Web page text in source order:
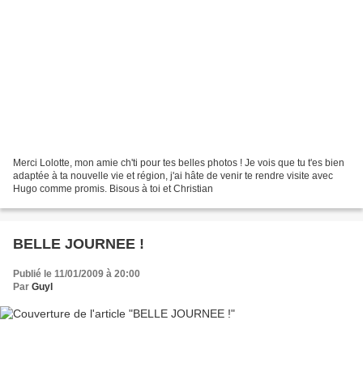
Merci Lolotte, mon amie ch'ti pour tes belles photos ! Je vois que tu t'es bien
adaptée à ta nouvelle vie et région, j'ai hâte de venir te rendre visite avec
Hugo comme promis. Bisous à toi et Christian
BELLE JOURNEE !
Publié le 11/01/2009 à 20:00
Par Guyl